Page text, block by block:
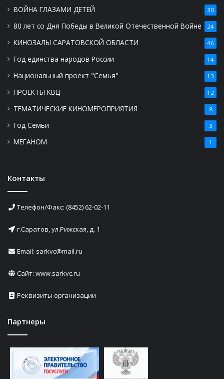
ВОЙНА ГЛАЗАМИ ДЕТЕЙ 30
80 лет со Дня Победы в Великой Отечественной Войне 24
КИНОЗАЛЫ САРАТОВСКОЙ ОБЛАСТИ 46
Год единства народов России 14
Национальный проект "Семья" 13
ПРОЕКТЫ КВЦ 12
ТЕМАТИЧЕСКИЕ КИНОМЕРОПРИЯТИЯ 8
Год Семьи 3
МЕГАНОМ 1
Контакты
Телефон/Факс: (8452) 62-02-11
г.Саратов, ул.Рижская, д. 1
Email: sarkvc@mail.ru
Сайт: www.sarkvc.ru
Реквизиты организации
Партнеры